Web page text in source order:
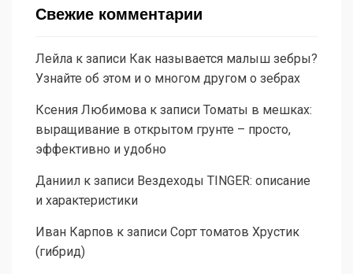
Свежие комментарии
Лейла к записи Как называется малыш зебры?
Узнайте об этом и о многом другом о зебрах
Ксения Любимова к записи Томаты в мешках:
выращивание в открытом грунте – просто,
эффективно и удобно
Даниил к записи Вездеходы TINGER: описание
и характеристики
Иван Карпов к записи Сорт томатов Хрустик
(гибрид)